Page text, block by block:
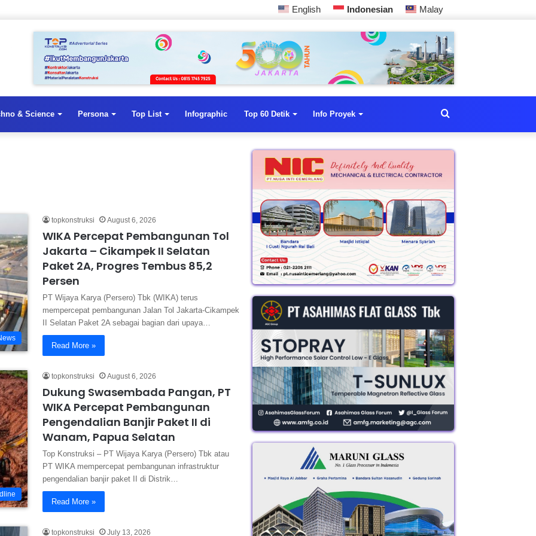
English Indonesian Malay
& Science Persona Top List Infographic Top 60 Detik Info Proyek
topkonstruksi August 6, 2026
WIKA Percepat Pembangunan Tol
Jakarta – Cikampek II Selatan
Paket 2A, Progres Tembus 85,2
Persen
PT Wijaya Karya (Persero) Tbk (WIKA) terus
mempercepat pembangunan Jalan Tol Jakarta-Cikampek
II Selatan Paket 2A sebagai bagian dari upaya…
Read More »
topkonstruksi August 6, 2026
Dukung Swasembada Pangan, PT
WIKA Percepat Pembangunan
Pengendalian Banjir Paket II di
Wanam, Papua Selatan
Top Konstruksi – PT Wijaya Karya (Persero) Tbk atau
PT WIKA mempercepat pembangunan infrastruktur
pengendalian banjir paket II di Distrik…
Read More »
topkonstruksi July 13, 2026